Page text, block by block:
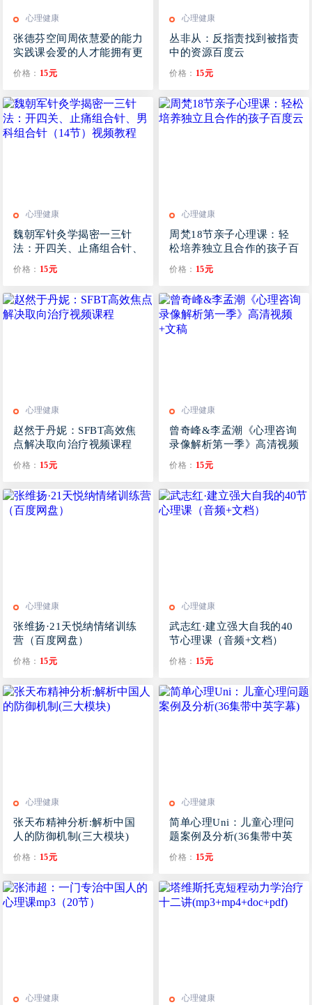
心理健康
张德芬空间周依慧爱的能力
实践课会爱的人才能拥有更
价格： 15元
心理健康
丛非从：反指责找到被指责
中的资源百度云
价格： 15元
心理健康
魏朝军针灸学揭密一三针
法：开四关、止痛组合针、
教程
价格： 15元
心理健康
周梵18节亲子心理课：轻
松培养独立且合作的孩子百
价格： 15元
心理健康
赵然于丹妮：SFBT高效焦
点解决取向治疗视频课程
价格： 15元
心理健康
曾奇峰&李孟潮《心理咨询
录像解析第一季》高清视频
价格： 15元
心理健康
张维扬·21天悦纳情绪训练
营（百度网盘）
价格： 15元
心理健康
武志红·建立强大自我的40
节心理课（音频+文档）
价格： 15元
心理健康
张天布精神分析:解析中国
人的防御机制(三大模块)
价格： 15元
心理健康
简单心理Uni：儿童心理问
题案例及分析(36集带中英
价格： 15元
心理健康 心理健康